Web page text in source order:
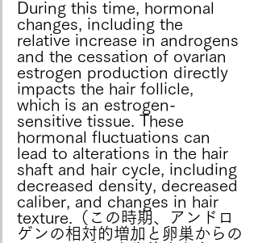
During this time, hormonal
changes, including the
relative increase in androgens
and the cessation of ovarian
estrogen production directly
impacts the hair follicle,
which is an estrogen-
sensitive tissue. These
hormonal fluctuations can
lead to alterations in the hair
shaft and hair cycle, including
decreased density, decreased
caliber, and changes in hair
texture.（この時期、アンドロ
ゲンの相対的増加と卵巣からの